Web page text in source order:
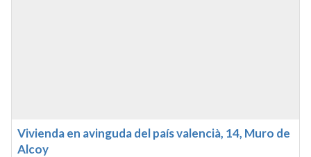
Vivienda en avinguda del país valencià, 14, Muro de
Alcoy